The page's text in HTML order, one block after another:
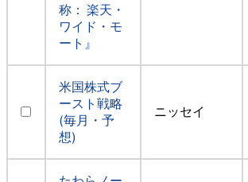
称： 楽天・
ワイド・モ
ート』
米国株式ブ
ースト戦略
(毎月・予
想)
ニッセイ